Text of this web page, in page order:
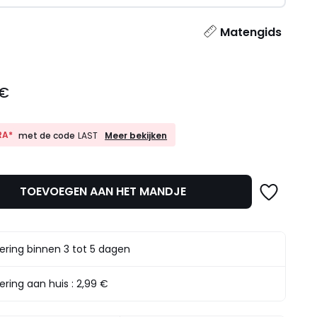
Matengids
met de code LAST
10%
LAST
Meer bekijken
TOEVOEGEN AAN HET MANDJE
binnen 3 tot 5 dagen
aan huis :2,99 €